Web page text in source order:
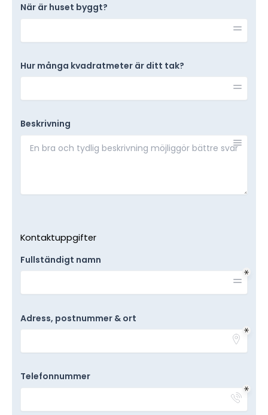
När är huset byggt?
Hur många kvadratmeter är ditt tak?
Beskrivning
Kontaktuppgifter
Fullständigt namn
Adress, postnummer & ort
Telefonnummer